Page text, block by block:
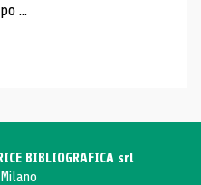
...
BIBLIOGRAFICA srl